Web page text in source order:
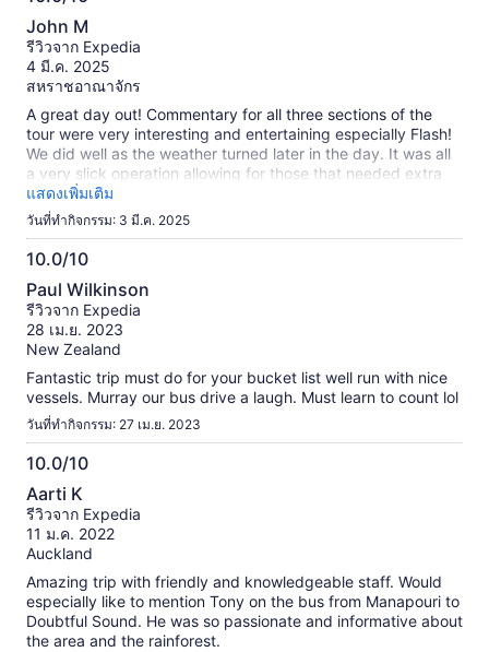
10.0
จาก
10
John M
รีวิวจาก Expedia
4 มี.ค. 2025
สหราชอาณาจักร
A great day out! Commentary for all three sections of the
tour were very interesting and entertaining especially Flash!
We did well as the weather turned later in the day. It was all
a very slick operation allowing for those that needed extra
assistance!!
แสดงเพิ่มเติม
วันที่ทำกิจกรรม: 3 มี.ค. 2025
10.0/10
10.0
จาก
10
Paul Wilkinson
รีวิวจาก Expedia
28 เม.ย. 2023
New Zealand
Fantastic trip must do for your bucket list well run with nice
vessels. Murray our bus drive a laugh. Must learn to count lol
วันที่ทำกิจกรรม: 27 เม.ย. 2023
10.0/10
10.0
จาก
10
Aarti K
รีวิวจาก Expedia
11 ม.ค. 2022
Auckland
Amazing trip with friendly and knowledgeable staff. Would
especially like to mention Tony on the bus from Manapouri to
Doubtful Sound. He was so passionate and informative about
the area and the rainforest.